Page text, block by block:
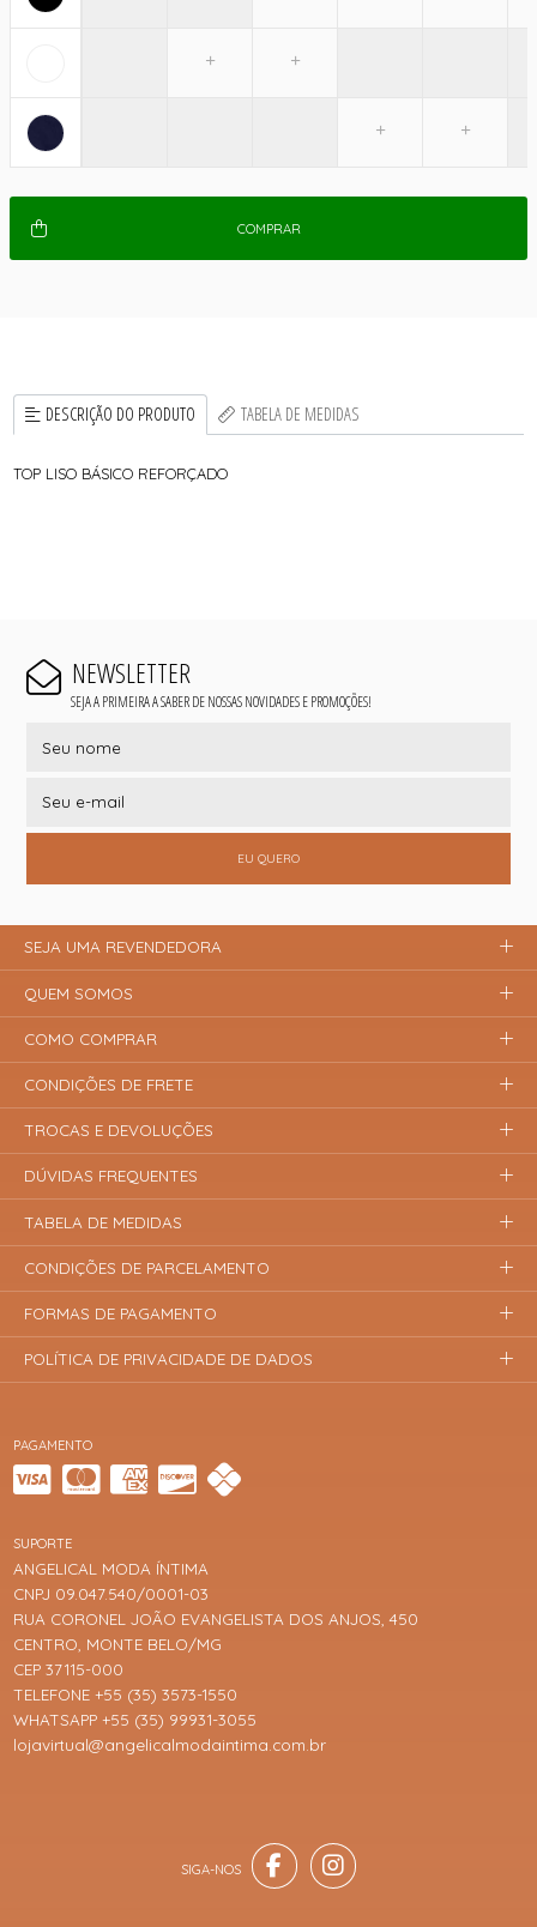
COMPRAR
DESCRIÇÃO DO PRODUTO TABELA DE MEDIDAS
TOP LISO BÁSICO REFORÇADO
NEWSLETTER
SEJA A PRIMEIRA A SABER DE NOSSAS NOVIDADES E PROMOÇÕES!
EU QUERO
PAGAMENTO
SUPORTE
ANGELICAL MODA ÍNTIMA
CNPJ 09.047.540/0001-03
RUA CORONEL JOÃO EVANGELISTA DOS ANJOS, 450
CENTRO, MONTE BELO/MG
CEP 37115-000
TELEFONE +55 (35) 3573-1550
WHATSAPP +55 (35) 99931-3055
lojavirtual@angelicalmodaintima.com.br
SEJA UMA REVENDEDORA
QUEM SOMOS
COMO COMPRAR
CONDIÇÕES DE FRETE
TROCAS E DEVOLUÇÕES
DÚVIDAS FREQUENTES
TABELA DE MEDIDAS
CONDIÇÕES DE PARCELAMENTO
FORMAS DE PAGAMENTO
POLÍTICA DE PRIVACIDADE DE DADOS